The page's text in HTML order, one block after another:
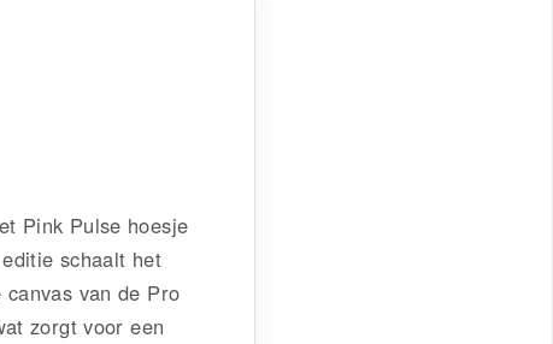
Pink Pulse hoesje
schaalt het
van de Pro
zorgt voor een